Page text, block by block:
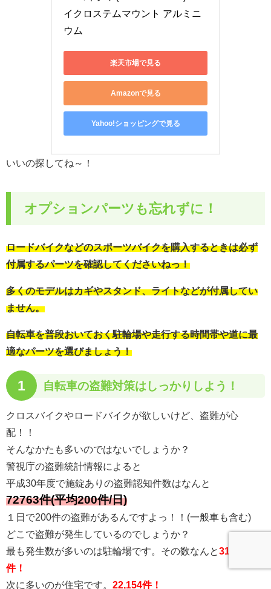
イクロステムマウント アルミニ
ウム
楽天市場で見る
Amazonで見る
Yahoo!ショッピングで見る
いいの探してね～！
オプションパーツも忘れずに！
ロードバイクなどのスポーツバイクを購入するときは必ず
付属するパーツを確認してくださいねっ！
多くのモデルはカギやスタンド、ライトなどが付属してい
ません。
自転車を普段おいておく駐輪場や走行する時間帯や道に最
適なパーツを選びましょう！
1 自転車の盗難対策はしっかりしよう！
クロスバイクやロードバイクが欲しいけど、盗難が心
配！！
そんなかたも多いのではないでしょうか？
警視庁の盗難統計情報によると
平成30年度で施錠ありの盗難認知件数はなんと
72763件(平均200件/日)
１日で200件の盗難があるんですよっ！！(一般車も含む)
どこで盗難が発生しているのでしょうか？
最も発生数が多いのは駐輪場です。その数なんと31,384
件！
次に多いのが住宅です。 22,154件！